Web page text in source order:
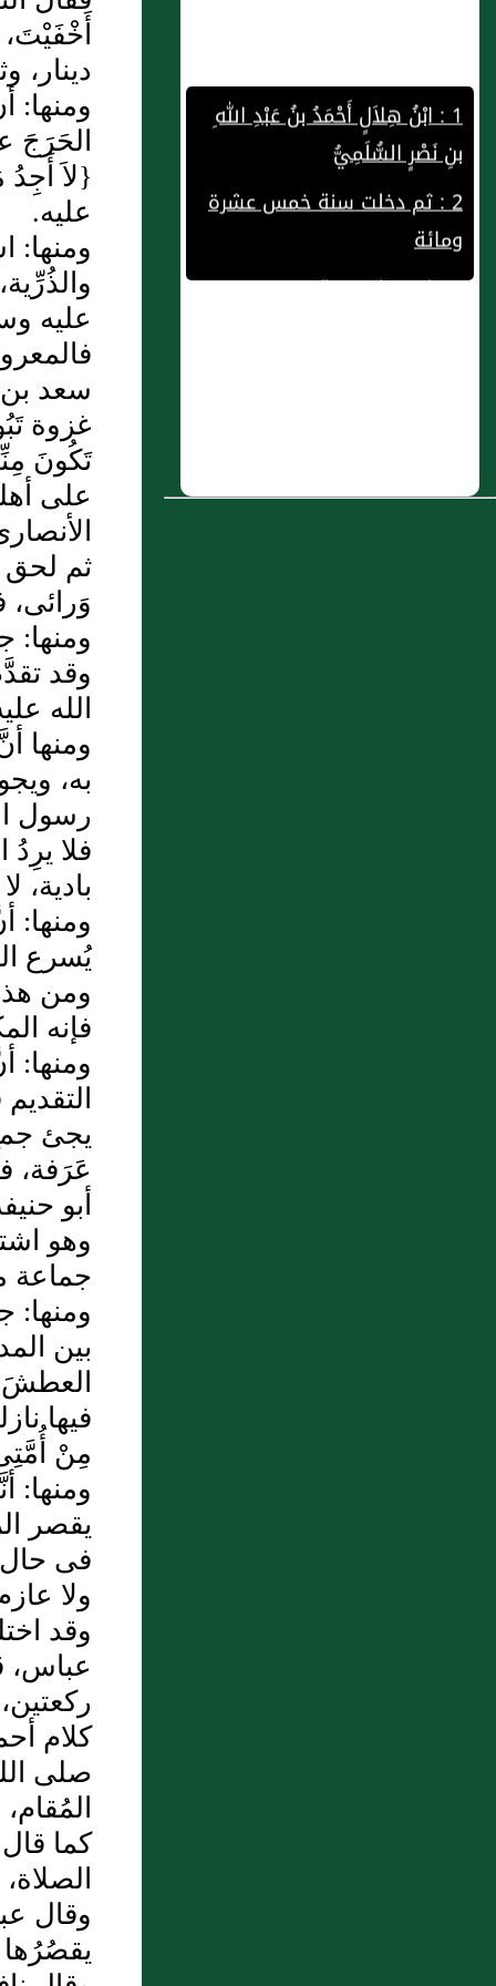
بنِ نَصْرٍ السُّلَمِيُّ
2 : ثم دخلت سنة خمس عشرة
ومائة
3 : ثم دخلت سنة تسع وستين
وثلثمائة
عَلِيٍّ الجُرْجَانِيُّ
دينار،
ومنها:
الحَرَجَ
{لاَ أَجِدُ
عليه.
ومنها:
عليه
سعد
غزوة
تَكُونَ
على
ثم لحق
ومنها:
وقد
الله
ومنها
به،
رسول
فلا
بادية،
ومنها:
يُسرع
ومن
فإنه
ومنها:
يجئ
عَرَفة،
أبو
وهو
جماعة
ومنها:
بين
العطشَ
فيها
مِنْ
ومنها:
يقصر
فى
ولا
وقد
عباس،
كلام
صلى
كما
وقال